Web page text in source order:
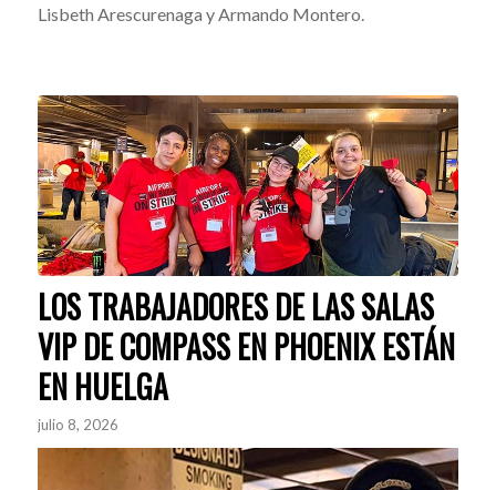
Lisbeth Arescurenaga y Armando Montero.
LOS TRABAJADORES DE LAS SALAS
VIP DE COMPASS EN PHOENIX ESTÁN
EN HUELGA
julio 8, 2026